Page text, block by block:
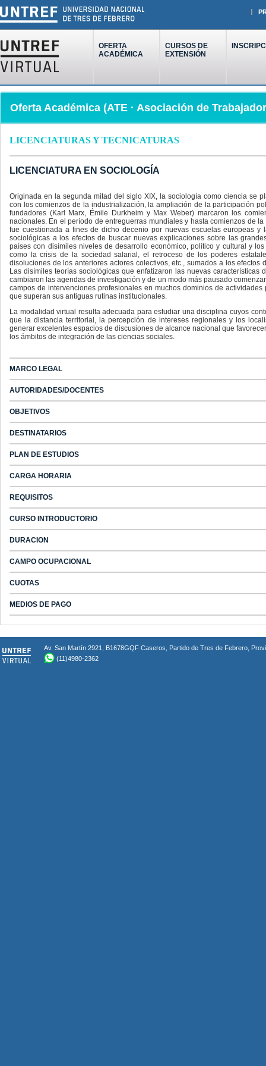
OFERTA
ACADÉMICA
CURSOS DE
EXTENSIÓN
Oferta Académica (ATE · Asociación de
LICENCIATURAS Y TECNICATURAS
LICENCIATURA EN SOCIOLOGÍA
Originada en la segunda mitad del siglo XIX, la sociología como ciencia se
con los comienzos de la industrialización, la ampliación de la participación
fundadores (Karl Marx, Émile Durkheim y Max Weber) marcaron los
nacionales. En el período de entreguerras mundiales y hasta comienzos de
fue cuestionada a fines de dicho decenio por nuevas escuelas europeas
sociológicas a los efectos de buscar nuevas explicaciones sobre las
países con disímiles niveles de desarrollo económico, político y cultural y
como la crisis de la sociedad salarial, el retroceso de los poderes
disoluciones de los anteriores actores colectivos, etc., sumados a los
Las disímiles teorías sociológicas que enfatizaron las nuevas
cambiaron las agendas de investigación y de un modo más pausado
campos de intervenciones profesionales en muchos dominios de
que superan sus antiguas rutinas institucionales.
La modalidad virtual resulta adecuada para estudiar una disciplina cuyos
que la distancia territorial, la percepción de intereses regionales y los
generar excelentes espacios de discusiones de alcance nacional que
los ámbitos de integración de las ciencias sociales.
MARCO LEGAL
AUTORIDADES/DOCENTES
OBJETIVOS
DESTINATARIOS
PLAN DE ESTUDIOS
CARGA HORARIA
REQUISITOS
CURSO INTRODUCTORIO
DURACION
CAMPO OCUPACIONAL
CUOTAS
MEDIOS DE PAGO
Av. San Martín 2921, B1678GQF Caseros, Partido de Tres de Febrero,
(11)4980-2362